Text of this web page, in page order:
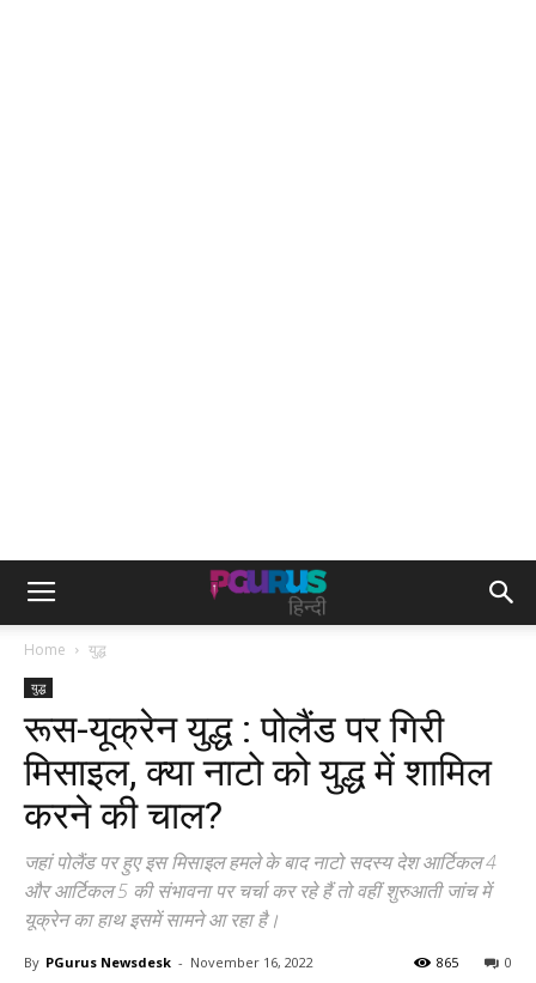
Home युद्ध
युद्ध
रूस-यूक्रेन युद्ध : पोलैंड पर गिरी
मिसाइल, क्या नाटो को युद्ध में शामिल
करने की चाल?
जहां पोलैंड पर हुए इस मिसाइल हमले के बाद नाटो सदस्य देश आर्टिकल 4
और आर्टिकल 5 की संभावना पर चर्चा कर रहे हैं तो वहीं शुरुआती जांच में
यूक्रेन का हाथ इसमें सामने आ रहा है।
By PGurus Newsdesk - November 16, 2022 0
865